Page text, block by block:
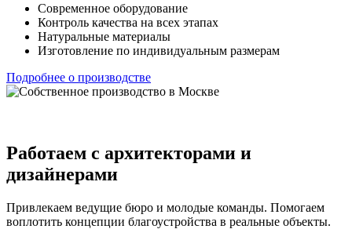
Современное оборудование
Контроль качества на всех этапах
Натуральные материалы
Изготовление по индивидуальным размерам
Подробнее о производстве
Работаем с архитекторами и
дизайнерами
Привлекаем ведущие бюро и молодые команды. Помогаем
воплотить концепции благоустройства в реальные объекты.